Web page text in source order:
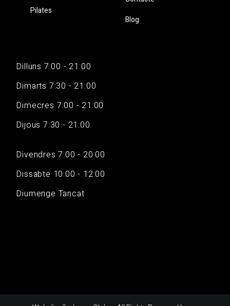
Pilates
Blog
Dilluns 7:00 - 21:00
Dimarts 7:30 - 21:00
Dimecres 7:00 - 21:00
Dijous 7:30 - 21:00
Divendres 7:00 - 20:00
Dissabte 10:00 - 12:00
Diumenge Tancat